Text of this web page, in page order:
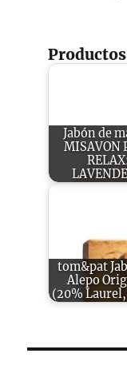
Jabón de
MISAVON
tom&pat
Alepo
(20%